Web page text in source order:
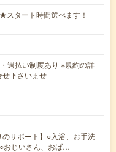
タート時間選べます！
払い制度あり ※規約の詳
下さいませ
のサポート】○入浴、お手洗
おじいさん、おば…